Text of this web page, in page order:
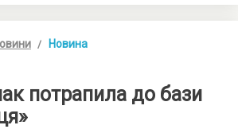
Новина
потрапила до бази